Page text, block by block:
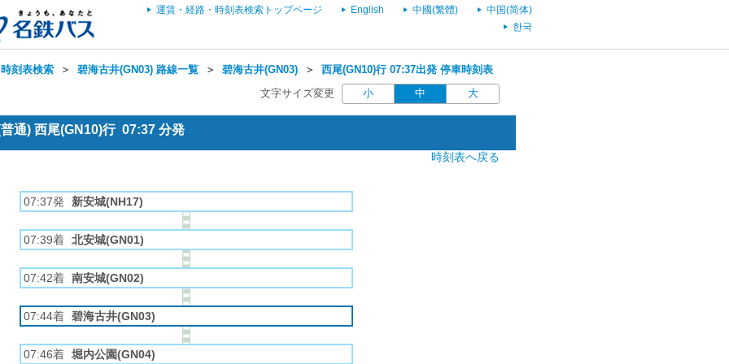
運賃・経路・時刻表検索トップページ English 中國(繁體)
中国(简体)
한국
刻表検索 ＞ 碧海古井(GN03) 路線一覧 ＞ 碧海古井(GN03) ＞ 西尾(GN10)行 07:37出発 停車時刻表
文字サイズ変更 小 中 大
通) 西尾(GN10)行 07:37 分発
時刻表へ戻る
07:37発 新安城(NH17)
07:39着 北安城(GN01)
07:42着 南安城(GN02)
07:44着 碧海古井(GN03)
07:46着 堀内公園(GN04)